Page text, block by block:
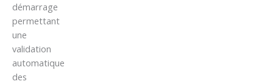
démarrage
permettant
une
validation
automatique
des